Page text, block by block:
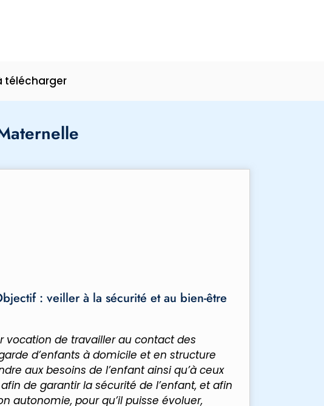
télécharger
: veiller à la sécurité et au bien-être
vocation de travailler au contact des
d’enfants à domicile et en structure
aux besoins de l’enfant ainsi qu’à ceux
de garantir la sécurité de l’enfant, et afin
autonomie, pour qu’il puisse évoluer,